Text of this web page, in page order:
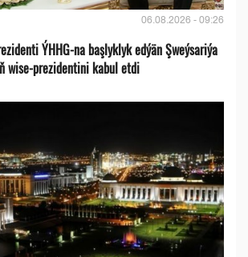
06.08.2026 - 09:26
ÝHHG-na başlyklyk edýän Şweýsariýa
wise-prezidentini kabul etdi